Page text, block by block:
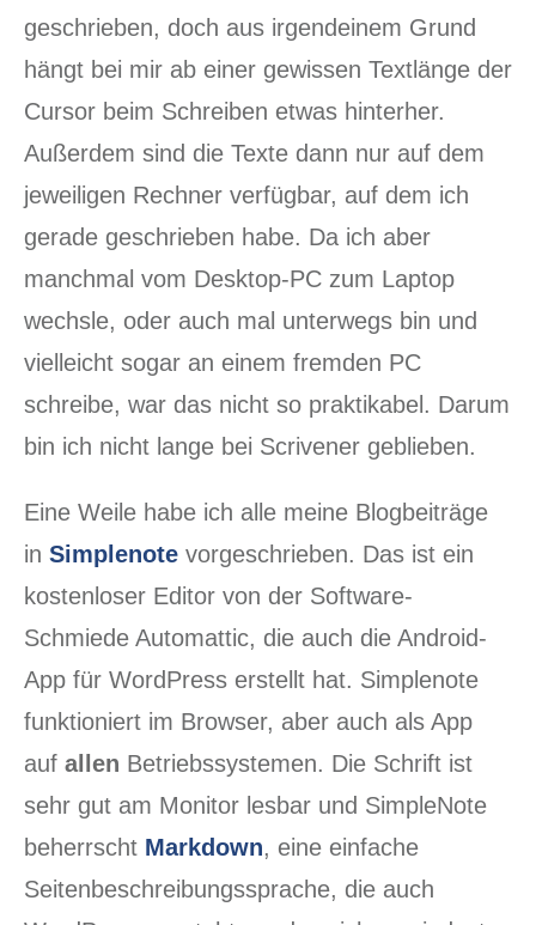
geschrieben, doch aus irgendeinem Grund
hängt bei mir ab einer gewissen Textlänge der
Cursor beim Schreiben etwas hinterher.
Außerdem sind die Texte dann nur auf dem
jeweiligen Rechner verfügbar, auf dem ich
gerade geschrieben habe. Da ich aber
manchmal vom Desktop-PC zum Laptop
wechsle, oder auch mal unterwegs bin und
vielleicht sogar an einem fremden PC
schreibe, war das nicht so praktikabel. Darum
bin ich nicht lange bei Scrivener geblieben.
Eine Weile habe ich alle meine Blogbeiträge
in Simplenote vorgeschrieben. Das ist ein
kostenloser Editor von der Software-
Schmiede Automattic, die auch die Android-
App für WordPress erstellt hat. Simplenote
funktioniert im Browser, aber auch als App
auf allen Betriebssystemen. Die Schrift ist
sehr gut am Monitor lesbar und SimpleNote
beherrscht Markdown, eine einfache
Seitenbeschreibungssprache, die auch